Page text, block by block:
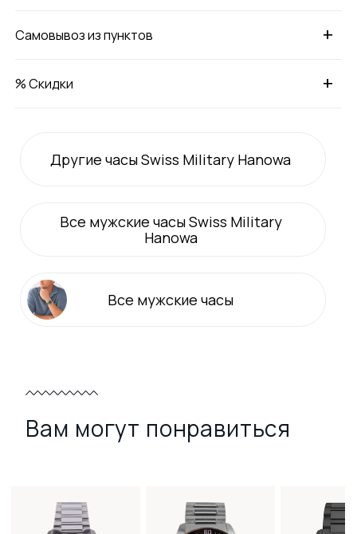
+
Самовывоз из пунктов
+
% Скидки
Другие часы Swiss Military Hanowa
Все мужские часы Swiss Military
Hanowa
Все мужские часы
Вам могут понравиться